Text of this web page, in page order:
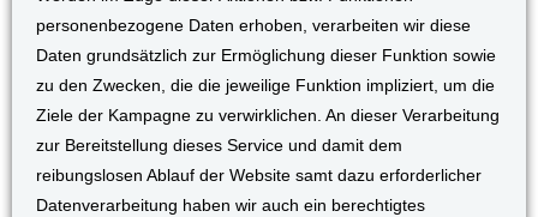
personenbezogene Daten erhoben, verarbeiten wir diese
Daten grundsätzlich zur Ermöglichung dieser Funktion sowie
zu den Zwecken, die die jeweilige Funktion impliziert, um die
Ziele der Kampagne zu verwirklichen. An dieser Verarbeitung
zur Bereitstellung dieses Service und damit dem
reibungslosen Ablauf der Website samt dazu erforderlicher
Datenverarbeitung haben wir auch ein berechtigtes